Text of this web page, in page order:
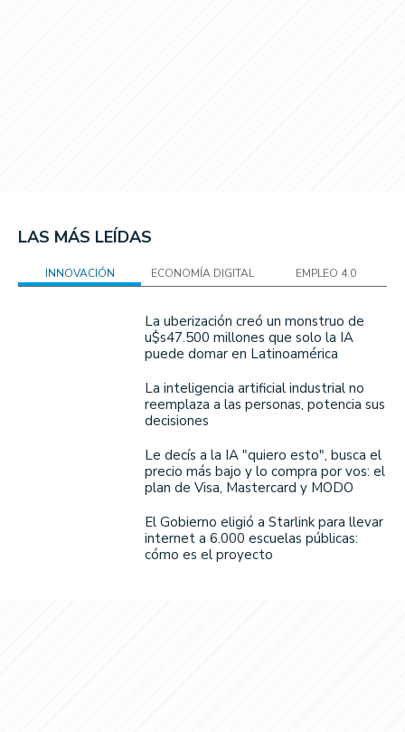
LAS MÁS LEÍDAS
INNOVACIÓN ECONOMÍA DIGITAL EMPLEO 4.0
La uberización creó un monstruo de
u$s47.500 millones que solo la IA
puede domar en Latinoamérica
La inteligencia artificial industrial no
reemplaza a las personas, potencia sus
decisiones
Le decís a la IA "quiero esto", busca el
precio más bajo y lo compra por vos: el
plan de Visa, Mastercard y MODO
El Gobierno eligió a Starlink para llevar
internet a 6.000 escuelas públicas:
cómo es el proyecto